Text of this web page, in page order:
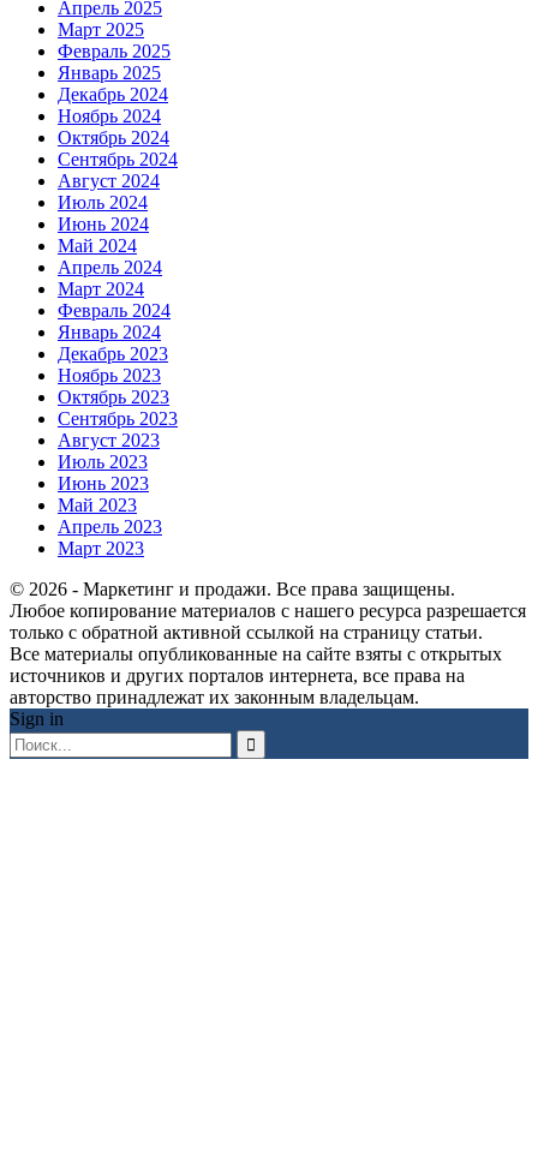
Апрель 2025
Март 2025
Февраль 2025
Январь 2025
Декабрь 2024
Ноябрь 2024
Октябрь 2024
Сентябрь 2024
Август 2024
Июль 2024
Июнь 2024
Май 2024
Апрель 2024
Март 2024
Февраль 2024
Январь 2024
Декабрь 2023
Ноябрь 2023
Октябрь 2023
Сентябрь 2023
Август 2023
Июль 2023
Июнь 2023
Май 2023
Апрель 2023
Март 2023
© 2026 - Маркетинг и продажи. Все права защищены.
Любое копирование материалов с нашего ресурса разрешается
только с обратной активной ссылкой на страницу статьи.
Все материалы опубликованные на сайте взяты с открытых
источников и других порталов интернета, все права на
авторство принадлежат их законным владельцам.
Sign in